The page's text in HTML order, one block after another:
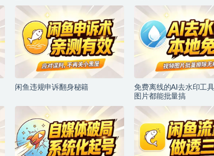
闲鱼违规申诉翻身秘籍
免费离线的AI去水印工
图片都能批量搞